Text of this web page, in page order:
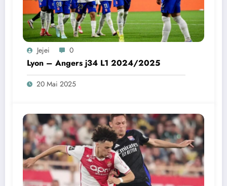
Jejei 0
Lyon – Angers j34 L1 2024/2025
20 Mai 2025